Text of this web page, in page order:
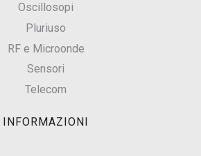
Oscillosopi
Pluriuso
RF e Microonde
Sensori
Telecom
INFORMAZIONI